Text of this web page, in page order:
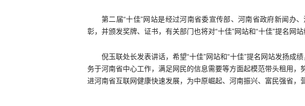
第二届“十佳”网站是经过河南省委宣传部、河南省政府新闻办
彰，并颁发奖牌、证书，有关部门也将对“十佳”网站和“十佳”提名网站
倪玉联处长发表讲话，希望“十佳”网站和“十佳”提名网站发扬
务于河南省中心工作，满足网民的信息需要等方面起模范带头租用，
进河南省互联网健康快速发展，为中原崛起、河南振兴、富民强省，